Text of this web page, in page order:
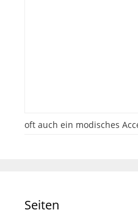
oft auch ein modisches
Seiten